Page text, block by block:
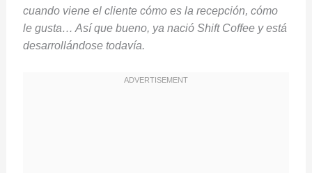
cuando viene el cliente cómo es la recepción, cómo
le gusta… Así que bueno, ya nació Shift Coffee y está
desarrollándose todavía.